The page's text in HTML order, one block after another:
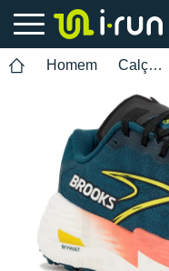
Homem Calçados